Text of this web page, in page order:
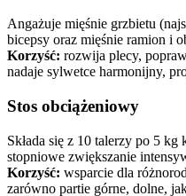
Angażuje mięśnie grzbietu
bicepsy oraz mięśnie ramion i
Korzyść: rozwija plecy,
nadaje sylwetce harmonijny,
Stos obciążeniowy
Składa się z 10 talerzy po 5
stopniowe zwiększanie
Korzyść: wsparcie dla
zarówno partie górne, dolne,